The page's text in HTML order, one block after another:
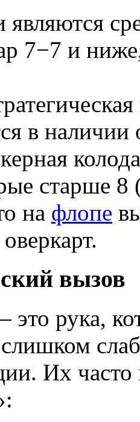
являются
7−7 и
в наличии
старше
на флопе
вызов
это рука,
Их часто